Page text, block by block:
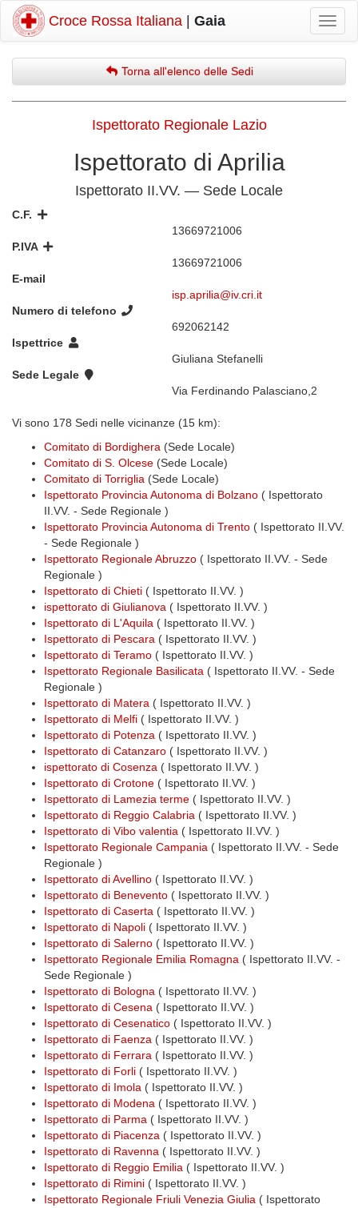
Croce Rossa Italiana Gaia
Torna all'elenco delle Sedi
Ispettorato Regionale Lazio
Ispettorato di Aprilia
Ispettorato II.VV. — Sede Locale
C.F.
13669721006
P.IVA
13669721006
E-mail
isp.aprilia@iv.cri.it
Numero di telefono
692062142
Ispettrice
Giuliana Stefanelli
Sede Legale
Via Ferdinando Palasciano,2
Vi sono 178 Sedi nelle vicinanze (15 km):
Comitato di Bordighera (Sede Locale)
Comitato di S. Olcese (Sede Locale)
Comitato di Torriglia (Sede Locale)
Ispettorato Provincia Autonoma di Bolzano ( Ispettorato
II.VV. - Sede Regionale )
Ispettorato Provincia Autonoma di Trento ( Ispettorato II.VV.
- Sede Regionale )
Ispettorato Regionale Abruzzo ( Ispettorato II.VV. - Sede
Regionale )
Ispettorato di Chieti ( Ispettorato II.VV. )
ispettorato di Giulianova ( Ispettorato II.VV. )
Ispettorato di L'Aquila ( Ispettorato II.VV. )
Ispettorato di Pescara ( Ispettorato II.VV. )
Ispettorato di Teramo ( Ispettorato II.VV. )
Ispettorato Regionale Basilicata ( Ispettorato II.VV. - Sede
Regionale )
Ispettorato di Matera ( Ispettorato II.VV. )
Ispettorato di Melfi ( Ispettorato II.VV. )
Ispettorato di Potenza ( Ispettorato II.VV. )
Ispettorato di Catanzaro ( Ispettorato II.VV. )
ispettorato di Cosenza ( Ispettorato II.VV. )
Ispettorato di Crotone ( Ispettorato II.VV. )
Ispettorato di Lamezia terme ( Ispettorato II.VV. )
Ispettorato di Reggio Calabria ( Ispettorato II.VV. )
Ispettorato di Vibo valentia ( Ispettorato II.VV. )
Ispettorato Regionale Campania ( Ispettorato II.VV. - Sede
Regionale )
Ispettorato di Avellino ( Ispettorato II.VV. )
Ispettorato di Benevento ( Ispettorato II.VV. )
Ispettorato di Caserta ( Ispettorato II.VV. )
Ispettorato di Napoli ( Ispettorato II.VV. )
Ispettorato di Salerno ( Ispettorato II.VV. )
Ispettorato Regionale Emilia Romagna ( Ispettorato II.VV. -
Sede Regionale )
Ispettorato di Bologna ( Ispettorato II.VV. )
Ispettorato di Cesena ( Ispettorato II.VV. )
Ispettorato di Cesenatico ( Ispettorato II.VV. )
Ispettorato di Faenza ( Ispettorato II.VV. )
Ispettorato di Ferrara ( Ispettorato II.VV. )
Ispettorato di Forli ( Ispettorato II.VV. )
Ispettorato di Imola ( Ispettorato II.VV. )
Ispettorato di Modena ( Ispettorato II.VV. )
Ispettorato di Parma ( Ispettorato II.VV. )
Ispettorato di Piacenza ( Ispettorato II.VV. )
Ispettorato di Ravenna ( Ispettorato II.VV. )
Ispettorato di Reggio Emilia ( Ispettorato II.VV. )
Ispettorato di Rimini ( Ispettorato II.VV. )
Ispettorato Regionale Friuli Venezia Giulia ( Ispettorato